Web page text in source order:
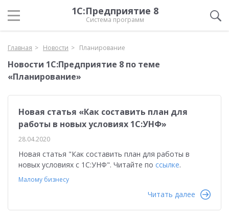
1С:Предприятие 8
Система программ
Главная Новости Планирование
Новости 1С:Предприятие 8 по теме
«Планирование»
Новая статья «Как составить план для
работы в новых условиях 1С:УНФ»
28.04.2020
Новая статья "Как составить план для работы в
новых условиях с 1С:УНФ". Читайте по ссылке.
Малому бизнесу
Читать далее